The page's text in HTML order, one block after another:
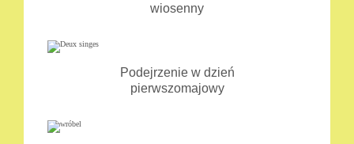
wiosenny
Podejrzenie w dzień
pierwszomajowy